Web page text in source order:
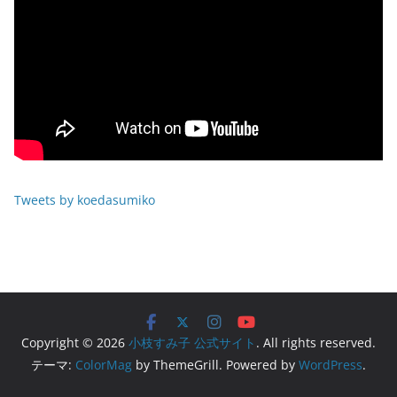
Tweets by koedasumiko
Copyright © 2026 小枝すみ子 公式サイト . All rights reserved.
テーマ: ColorMag by ThemeGrill. Powered by WordPress.